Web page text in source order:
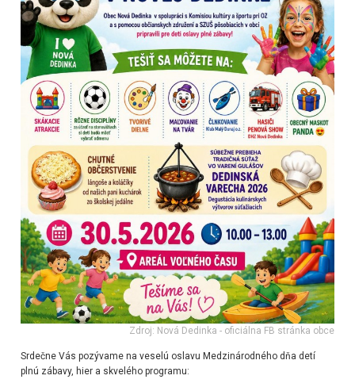
Zdroj: Nová Dedinka - oficiálna FB stránka obce
Srdečne Vás pozývame na veselú oslavu Medzinárodného dňa detí
plnú zábavy, hier a skvelého programu: